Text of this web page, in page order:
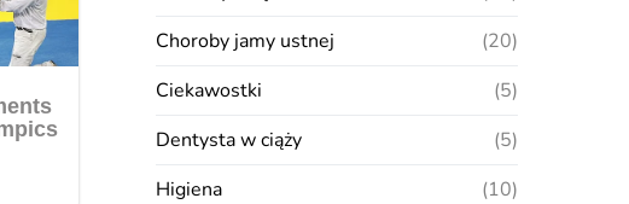
Choroby jamy ustnej
(20)
Ciekawostki
(5)
Dentysta w ciąży
(5)
Higiena
(10)